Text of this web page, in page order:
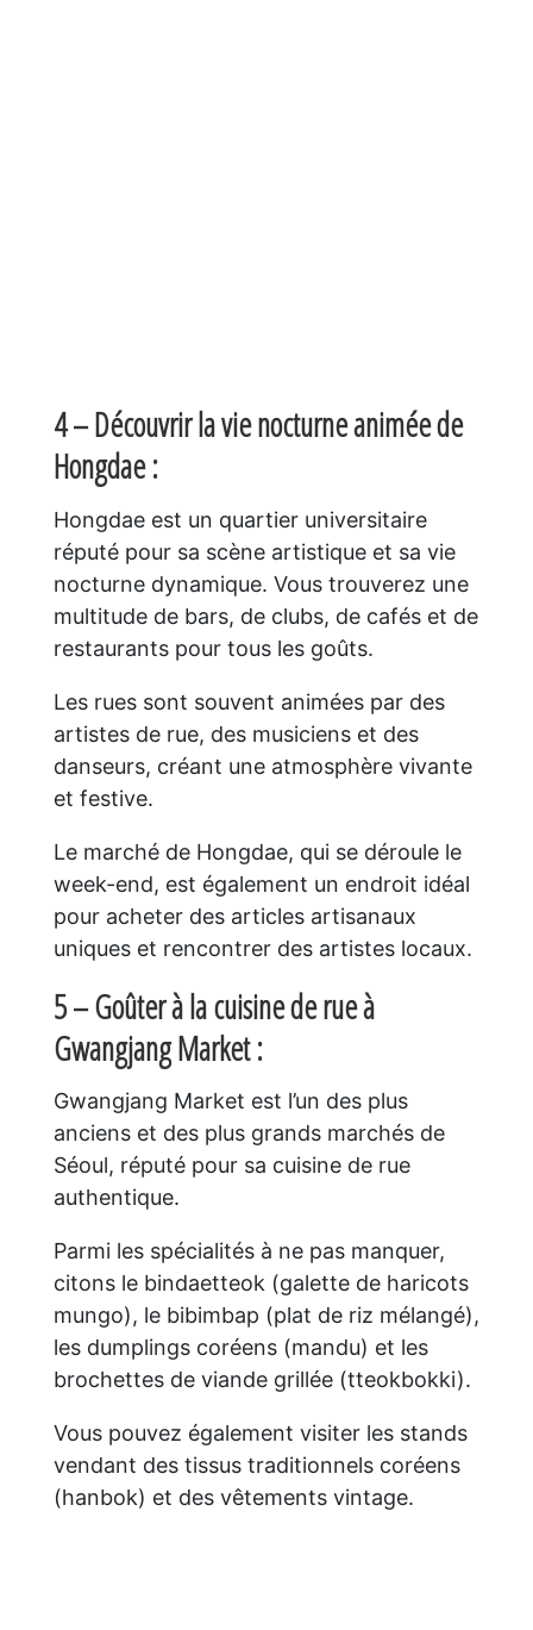
4 – Découvrir la vie nocturne animée de
Hongdae :
Hongdae est un quartier universitaire
réputé pour sa scène artistique et sa vie
nocturne dynamique. Vous trouverez une
multitude de bars, de clubs, de cafés et de
restaurants pour tous les goûts.
Les rues sont souvent animées par des
artistes de rue, des musiciens et des
danseurs, créant une atmosphère vivante
et festive.
Le marché de Hongdae, qui se déroule le
week-end, est également un endroit idéal
pour acheter des articles artisanaux
uniques et rencontrer des artistes locaux.
5 – Goûter à la cuisine de rue à
Gwangjang Market :
Gwangjang Market est l’un des plus
anciens et des plus grands marchés de
Séoul, réputé pour sa cuisine de rue
authentique.
Parmi les spécialités à ne pas manquer,
citons le bindaetteok (galette de haricots
mungo), le bibimbap (plat de riz mélangé),
les dumplings coréens (mandu) et les
brochettes de viande grillée (tteokbokki).
Vous pouvez également visiter les stands
vendant des tissus traditionnels coréens
(hanbok) et des vêtements vintage.